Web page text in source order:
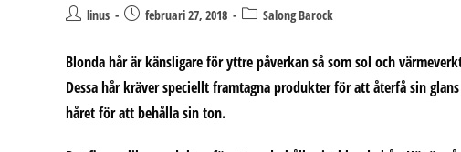
Inläggsförfattare:
linus
Inläggetfebruari 27, 2018 Inläggskategori:
Salong Barock
Blonda hår är känsligare för yttre påverkan så som sol och
Dessa hår kräver speciellt framtagna produkter för att återfå sin
håret för att behålla sin ton.